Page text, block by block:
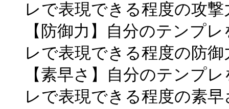
レで表現できる程度の攻
【防御力】自分のテンプ
レで表現できる程度の防
【素早さ】自分のテンプ
レで表現できる程度の素